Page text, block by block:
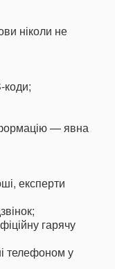
ніколи не
коди;
— явна
експерти
гарячу
телефоном у